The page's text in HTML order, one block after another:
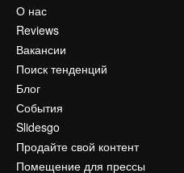
О нас
Reviews
Вакансии
Поиск тенденций
Блог
События
Slidesgo
Продайте свой контент
Помещение для прессы